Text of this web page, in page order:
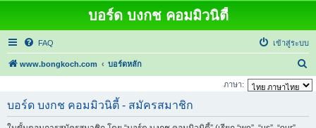
บอร์ด บงกช คอมมิวนิตี้
FAQ เข้าสู่ระบบ
www.bongkoch.com บอร์ดหลัก
น
ภาษา:
บอร์ด บงกช คอมมิวนิตี้ - สมัครสมาชิก